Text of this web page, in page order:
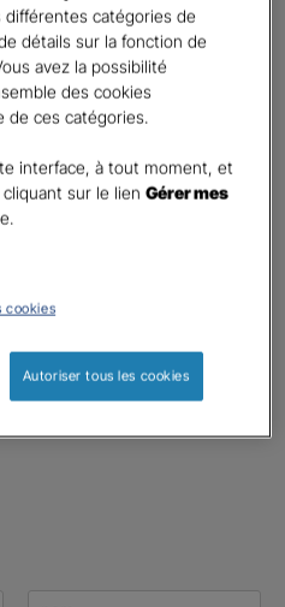
:5 caractères restants
restants : 5.
différentes catégories de
détails sur la fonction de
avez la possibilité
des cookies
de ces catégories.
interface, à tout moment, et
cliquant sur le lienGérer mes
cookies
Autoriser tous les cookies